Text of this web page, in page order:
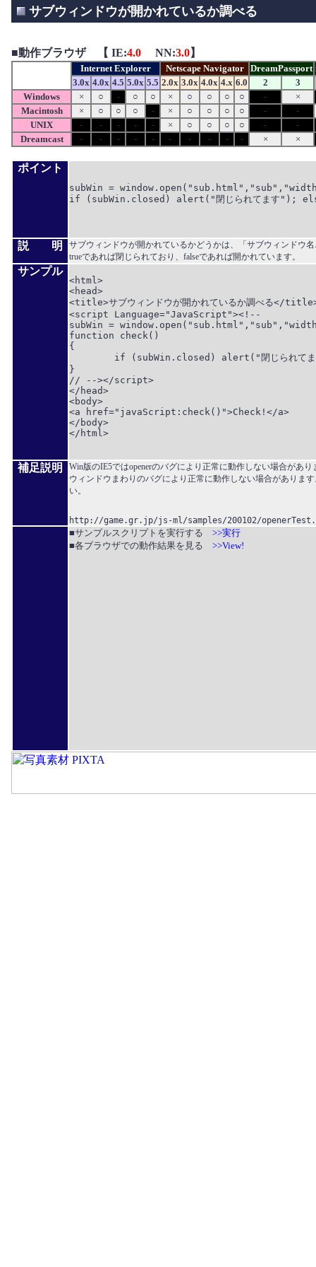
サブウィンドウが開かれているか調べる
■動作ブラウザ 【 IE:4.0 NN:3.0】
Internet Explorer Netscape Navigator DreamPassport
3.0x 4.0x 4.5 5.0x 5.5 2.0x 3.0x 4.0x 4.x 6.0 2
3
Windows
× ○ - ○ ○ × ○ ○ ○ ○ -
×
Macintosh
× ○ ○ ○ - × ○ ○ ○ ○ -
-
UNIX
- - - - - × ○ ○ ○ ○ -
-
Dreamcast
- - - - - - - - - - × ×
ポイント
subWin =
if (subWin.closed) alert("閉じられてます");
説 明
サブウィンドウが開かれているかどうかは、「サブウィンドウ
trueであれば閉じられており、falseであれば開かれています。
サンプル
<html>
<head>
<title>サブウィンドウが開かれているか調べる</
<script Language="JavaScript"><!--
subWin =
function check()
{
}
// --></script>
</head>
<body>
<a href="javaScript:check()">Check!</a>
</body>
</html>
補足説明
Win版のIE5ではopenerのバグにより正常に動作しない場合があ
ウィンドウまわりのバグにより正常に動作しない場合がありま
い。
■サンプルスクリプトを実行する >>実行
■各ブラウザでの動作結果を見る >>View!